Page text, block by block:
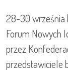
28-30 września
Forum Nowych
przez
przedstawiciele